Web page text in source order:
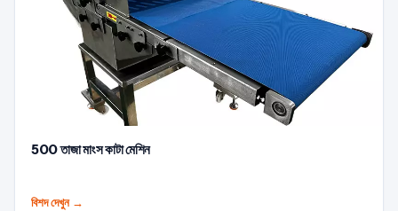
500 তাজা মাংস কাটা মেশিন
বিশদ দেখুন →